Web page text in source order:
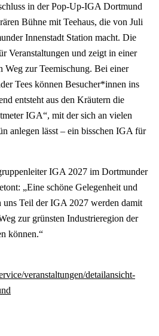
in der Pop-Up-IGA Dortmund
Bühne mit Teehaus, die von Juli
Innenstadt Station macht. Die
Veranstaltungen und zeigt in einer
Weg zur Teemischung. Bei einer
Tees können Besucher*innen ins
entsteht aus den Kräutern die
IGA“, mit der sich an vielen
anlegen lässt – ein bisschen IGA für
IGA 2027 im Dortmunder
„Eine schöne Gelegenheit und
uns Teil der IGA 2027 werden damit
zur grünsten Industrieregion der
können.“
veranstaltungen/detailansicht-